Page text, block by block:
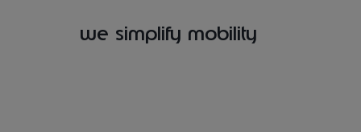
we simplify mobility